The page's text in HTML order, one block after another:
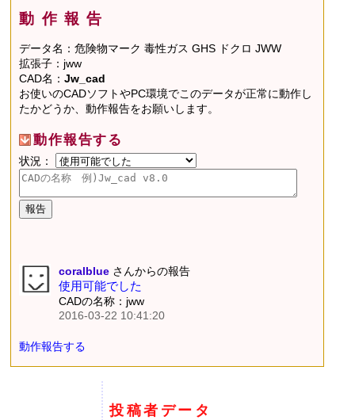
動作報告
データ名：危険物マーク 毒性ガス GHS ドクロ JWW
拡張子：jww
CAD名：Jw_cad
お使いのCADソフトやPC環境でこのデータが正常に動作し
たかどうか、動作報告をお願いします。
動作報告する
状況：
coralblue さんからの報告
使用可能でした
CADの名称：jww
2016-03-22 10:41:20
動作報告する
投稿者データ